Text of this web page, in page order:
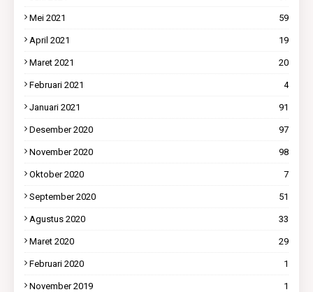
Mei 2021 59
April 2021 19
Maret 2021 20
Februari 2021 4
Januari 2021 91
Desember 2020 97
November 2020 98
Oktober 2020 7
September 2020 51
Agustus 2020 33
Maret 2020 29
Februari 2020 1
November 2019 1